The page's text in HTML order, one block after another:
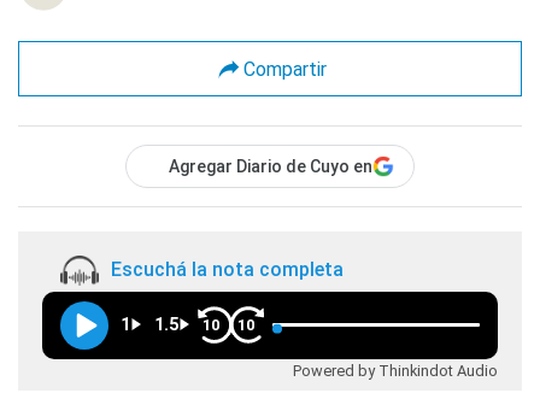
Compartir
Agregar Diario de Cuyo en
Escuchá la nota completa
1 1.5 10 10
Powered by Thinkindot Audio